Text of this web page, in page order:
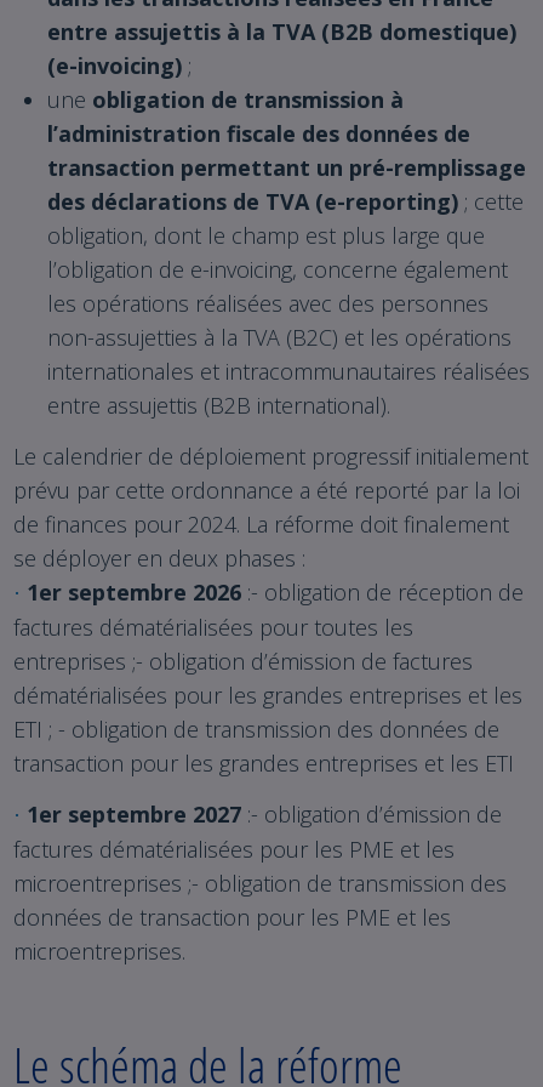
entre assujettis à la TVA (B2B domestique)
(e-invoicing);
une obligation de transmission à
l’administration fiscale des données de
transaction permettant un pré-remplissage
des déclarations de TVA (e-reporting); cette
obligation, dont le champ est plus large que
l’obligation de e-invoicing, concerne également
les opérations réalisées avec des personnes
non-assujetties à la TVA (B2C) et les opérations
internationales et intracommunautaires réalisées
entre assujettis (B2B international).
Le calendrier de déploiement progressif initialement
prévu par cette ordonnance a été reporté par la loi
de finances pour 2024. La réforme doit finalement
se déployer en deux phases :
· 1er septembre 2026:- obligation de réception de
factures dématérialisées pour toutes les
entreprises ;- obligation d’émission de factures
dématérialisées pour les grandes entreprises et les
ETI ; - obligation de transmission des données de
transaction pour les grandes entreprises et les ETI
· 1er septembre 2027:- obligation d’émission de
factures dématérialisées pour les PME et les
microentreprises ;- obligation de transmission des
données de transaction pour les PME et les
microentreprises.
Le schéma de la réforme